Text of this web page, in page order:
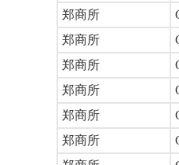
郑商所
郑商所
郑商所
郑商所
郑商所
郑商所